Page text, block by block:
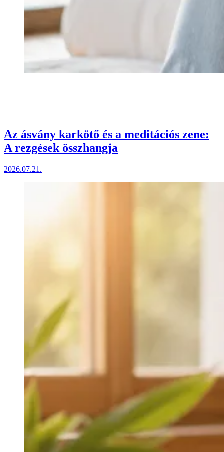
Az ásvány karkötő és a meditációs zene:
A rezgések összhangja
2026.07.21.